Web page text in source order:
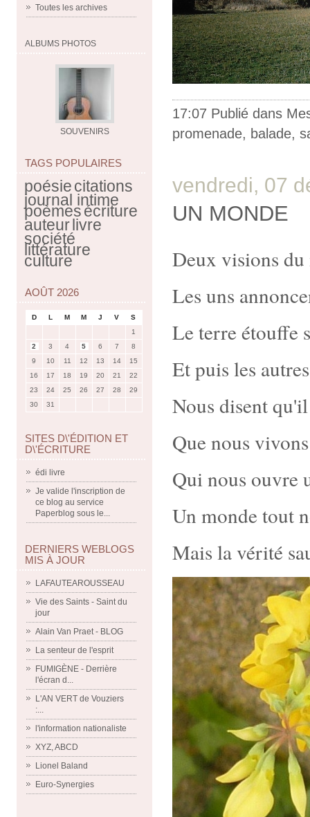
Toutes les archives
ALBUMS PHOTOS
SOUVENIRS
TAGS POPULAIRES
poésiecitations
journal intime
poèmesécriture
auteurlivre
société
littérature
culture
AOÛT 2026
D L M M J V
S
1
2
3 4 5 6 7
8
9
10 11 12 13 14
15
16
17 18 19 20 21
22
23
24 25 26 27 28
29
30
31
SITES D\'ÉDITION ET
D\'ÉCRITURE
édi livre
Je valide l'inscription de
ce blog au service
Paperblog sous le...
DERNIERS WEBLOGS
MIS À JOUR
LAFAUTEAROUSSEAU
Vie des Saints - Saint du
jour
Alain Van Praet - BLOG
La senteur de l'esprit
FUMIGÈNE - Derrière
l'écran d...
L'AN VERT de Vouziers
:...
l'information nationaliste
XYZ, ABCD
Lionel Baland
Euro-Synergies
17:07 Publié dans
promenade, balade,
vendredi, 07
UN MONDE
Deux visions du
Les uns
Le terre étouffe
Et puis les
Nous disent
Que nous
Qui nous ouvre
Un monde tout
Mais la vérité